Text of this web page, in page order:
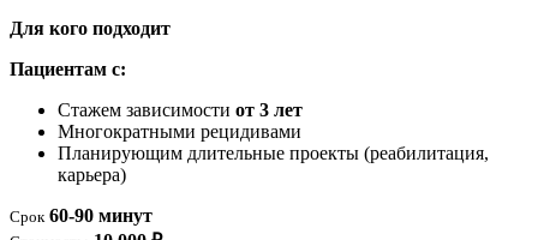
Для кого подходит
Пациентам с:
Стажем зависимости от 3 лет
Многократными рецидивами
Планирующим длительные проекты (реабилитация,
карьера)
Срок 60-90 минут